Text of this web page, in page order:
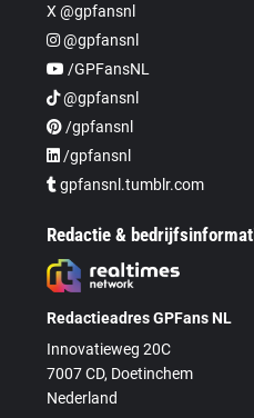
X @gpfansnl
@gpfansnl
/GPFansNL
@gpfansnl
/gpfansnl
/gpfansnl
gpfansnl.tumblr.com
Redactie &
Redactieadres GPFans NL
Innovatieweg 20C
7007 CD, Doetinchem
Nederland